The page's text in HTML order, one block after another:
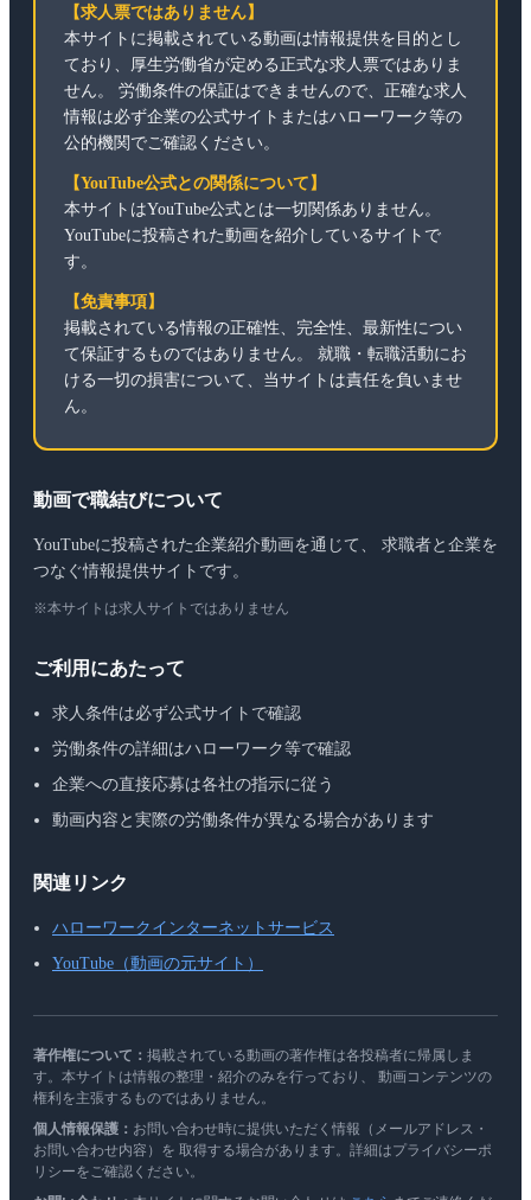
【求人票ではありません】
本サイトに掲載されている動画は情報提供を目的とし
ており、厚生労働省が定める正式な求人票ではありま
せん。 労働条件の保証はできませんので、正確な求人
情報は必ず企業の公式サイトまたはハローワーク等の
公的機関でご確認ください。
【YouTube公式との関係について】
本サイトはYouTube公式とは一切関係ありません。
YouTubeに投稿された動画を紹介しているサイトで
す。
【免責事項】
掲載されている情報の正確性、完全性、最新性につい
て保証するものではありません。 就職・転職活動にお
ける一切の損害について、当サイトは責任を負いませ
ん。
動画で職結びについて
YouTubeに投稿された企業紹介動画を通じて、 求職者と企業を
つなぐ情報提供サイトです。
※本サイトは求人サイトではありません
ご利用にあたって
求人条件は必ず公式サイトで確認
労働条件の詳細はハローワーク等で確認
企業への直接応募は各社の指示に従う
動画内容と実際の労働条件が異なる場合があります
関連リンク
ハローワークインターネットサービス
YouTube（動画の元サイト）
著作権について： 掲載されている動画の著作権は各投稿者に帰属しま
す。本サイトは情報の整理・紹介のみを行っており、 動画コンテンツの
権利を主張するものではありません。
個人情報保護： お問い合わせ時に提供いただく情報（メールアドレス・
お問い合わせ内容）を 取得する場合があります。詳細はプライバシーポ
リシーをご確認ください。